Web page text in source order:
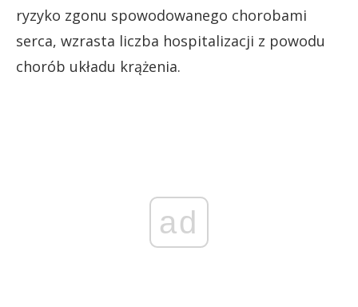
ryzyko zgonu spowodowanego chorobami
serca, wzrasta liczba hospitalizacji z powodu
chorób układu krążenia.
ad